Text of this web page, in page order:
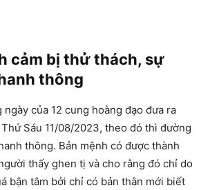
cảm bị thử thách, sự
thông
ngày của 12 cung hoàng đạo đưa ra
Sáu 11/08/2023, theo đó thì đường
thông. Bản mệnh có được thành
thấy ghen tị và cho rằng đó chỉ do
bận tâm bởi chỉ có bản thân mới biết